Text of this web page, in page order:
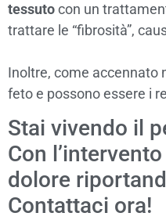
tessutocon un
trattare le “fibrosità”,
Inoltre, come accennato
feto e possono essere i
Stai vivendo il
Con
dolore
Contattaci ora!